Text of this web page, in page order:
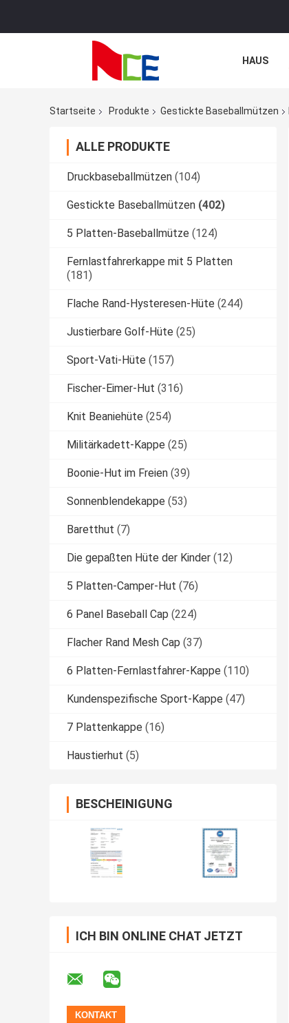
HAUS
Startseite
Produkte Gestickte Baseballmützen
ALLE PRODUKTE
Druckbaseballmützen (104)
Gestickte Baseballmützen (402)
5 Platten-Baseballmütze (124)
Fernlastfahrerkappe mit 5 Platten
(181)
Flache Rand-Hysteresen-Hüte (244)
Justierbare Golf-Hüte (25)
Sport-Vati-Hüte (157)
Fischer-Eimer-Hut (316)
Knit Beaniehüte (254)
Militärkadett-Kappe (25)
Boonie-Hut im Freien (39)
Sonnenblendekappe (53)
Baretthut (7)
Die gepaßten Hüte der Kinder (12)
5 Platten-Camper-Hut (76)
6 Panel Baseball Cap (224)
Flacher Rand Mesh Cap (37)
6 Platten-Fernlastfahrer-Kappe (110)
Kundenspezifische Sport-Kappe (47)
7 Plattenkappe (16)
Haustierhut (5)
BESCHEINIGUNG
ICH BIN ONLINE CHAT JETZT